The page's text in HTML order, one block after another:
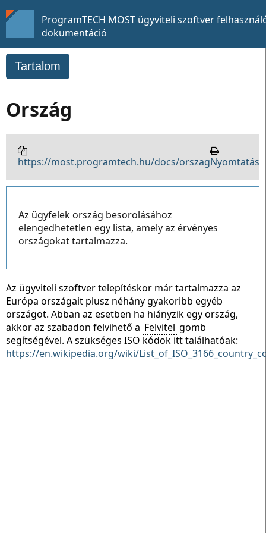
ProgramTECH MOST ügyviteli szoftver
dokumentáció
Tartalom
Ország
https://most.programtech.hu/docs/orszagNyomtatás
Az ügyfelek ország besorolásához
elengedhetetlen egy lista, amely az érvényes
országokat tartalmazza.
Az ügyviteli szoftver telepítéskor már tartalmazza az
Európa országait plusz néhány gyakoribb egyéb
országot. Abban az esetben ha hiányzik egy ország,
akkor az szabadon felvihető a Felvitel gomb
segítségével. A szükséges ISO kódok itt találhatóak:
https://en.wikipedia.org/wiki/